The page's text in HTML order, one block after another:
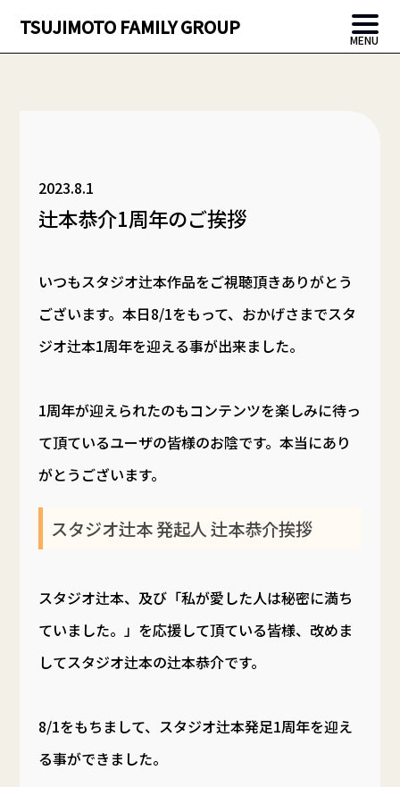
TSUJIMOTO FAMILY GROUP
MENU
2023.8.1
辻本恭介1周年のご挨拶
いつもスタジオ辻本作品をご視聴頂きありがとう
ございます。本日8/1をもって、おかげさまでスタ
ジオ辻本1周年を迎える事が出来ました。
1周年が迎えられたのもコンテンツを楽しみに待っ
て頂ているユーザの皆様のお陰です。本当にあり
がとうございます。
スタジオ辻本 発起人 辻本恭介挨拶
スタジオ辻本、及び「私が愛した人は秘密に満ち
ていました。」を応援して頂ている皆様、改めま
してスタジオ辻本の辻本恭介です。
8/1をもちまして、スタジオ辻本発足1周年を迎え
る事ができました。